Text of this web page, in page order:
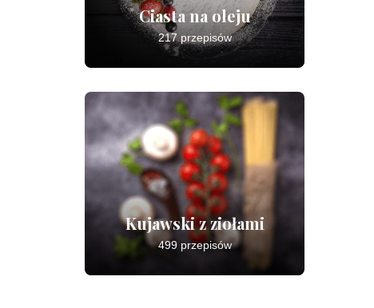
Ciasta na oleju
217 przepisów
Kujawski z ziołami
499 przepisów